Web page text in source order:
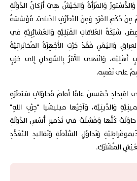
وَالمَرْأَةُ وَالجَيْشُ هِيَ أَرْكانُ الدَّوْلَةِ
مِنْ حُكْمِ الفَرْدِ وَمِنَ التَّطَرُّفِ الدّينيّ. مُؤَسَّسَةُ
شَبَكَةُ العَلاقاتِ القَبَلِيَّةِ وَالعَشائِرِيَّةِ في
وَاليَمَنِ فَقَدْ جَرَّتِ الأَجْهِزَةُ المُخابَراتِيَّةُ
أَهْلِيَّة، وَانْتَهى الأَمْرُ بِالسّودانِ إِلى حَرْبٍ
على نَفْسِه.
امْتِدادِ خَمْسينَ عامًا أَمامَ مُحاوَلاتِ سَيْطَرَةِ
وَالدّينِيَّة، وَآخِرُها ميليشْيا "حِزْبِ اللهِ"
حاوَلَتْ كُلُّها وَفَشِلَتْ في تَدْميرِ أُسُسِ الدَّوْلَةِ
وَتَداوُلِ السُّلْطَةِ وَتَقاليدِ التَّعَدُّدِ
المُشْتَرَك.